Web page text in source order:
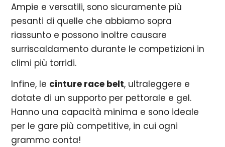
Ampie e versatili, sono sicuramente più
pesanti di quelle che abbiamo sopra
riassunto e possono inoltre causare
surriscaldamento durante le competizioni in
climi più torridi.
Infine, le cinture race belt, ultraleggere e
dotate di un supporto per pettorale e gel.
Hanno una capacità minima e sono ideale
per le gare più competitive, in cui ogni
grammo conta!